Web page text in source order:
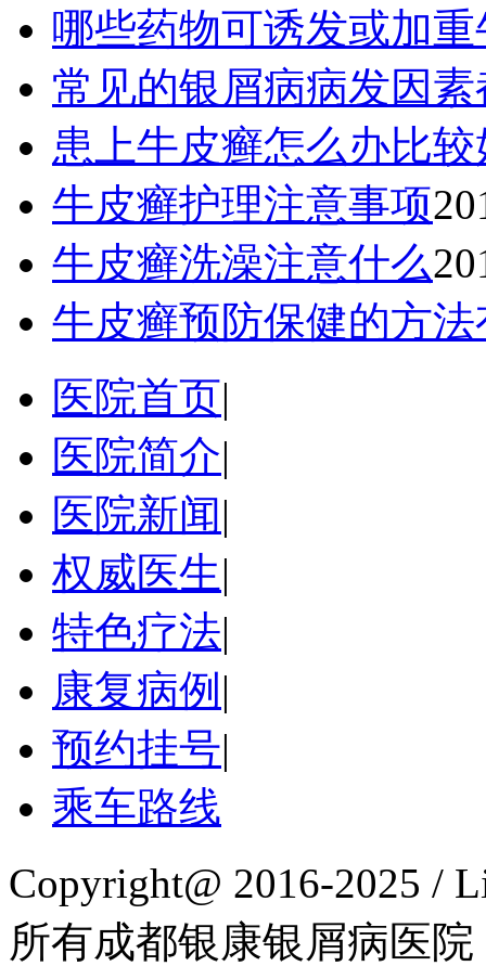
哪些药物可诱发或加
常见的银屑病病发因
患上牛皮癣怎么办比较
牛皮癣护理注意事项
牛皮癣洗澡注意什么
牛皮癣预防保健的方
医院首页|
医院简介|
医院新闻|
权威医生|
特色疗法|
康复病例 |
预约挂号|
乘车路线
Copyright@ 2016-2025 /
所有成都银康银屑病医院